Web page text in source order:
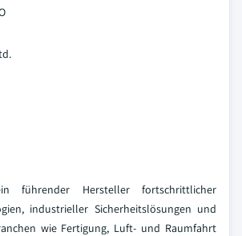
führender Hersteller fortschrittlicher
industrieller Sicherheitslösungen und
wie Fertigung, Luft- und Raumfahrt